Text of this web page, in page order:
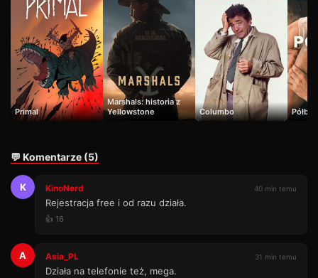
Primal
Marshals: historia z
Yellowstone
Columbo Półbrat
💬 Komentarze (5)
K KinoNerd 40 min temu
Rejestracja free i od razu działa.
👍 16
A Asia_PL 31 min temu
Działa na telefonie też, mega.